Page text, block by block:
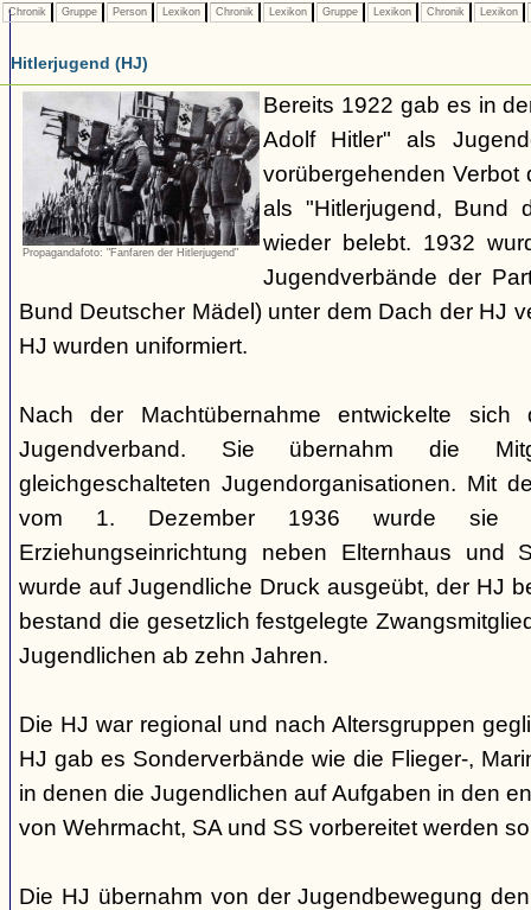
Chronik Gruppe Person Lexikon Chronik Lexikon Gruppe Lexikon Chronik Lexikon
Hitlerjugend (HJ)
Propagandafoto: "Fanfaren der Hitlerjugend"
Bereits 1922 gab es in
Adolf Hitler" als
vorübergehenden Verbot
als "Hitlerjugend, Bund
wieder belebt. 1932
Jugendverbände der
Bund Deutscher Mädel) unter dem Dach der HJ
HJ wurden uniformiert.
Nach der Machtübernahme entwickelte
Jugendverband. Sie übernahm die
gleichgeschalteten Jugendorganisationen. Mit
vom 1. Dezember 1936 wurde sie
Erziehungseinrichtung neben Elternhaus und
wurde auf Jugendliche Druck ausgeübt, der HJ
bestand die gesetzlich festgelegte
Jugendlichen ab zehn Jahren.
Die HJ war regional und nach Altersgruppen
HJ gab es Sonderverbände wie die Flieger-,
in denen die Jugendlichen auf Aufgaben in den
von Wehrmacht, SA und SS vorbereitet werden
Die HJ übernahm von der Jugendbewegung